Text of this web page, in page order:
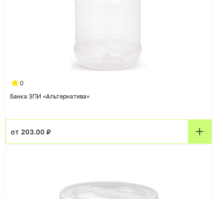
0
Банка ЗПИ «Альтернатива»
от 203.00 ₽